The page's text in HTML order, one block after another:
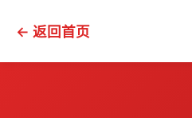
← 返回首页